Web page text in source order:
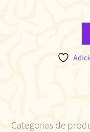
Categorias de